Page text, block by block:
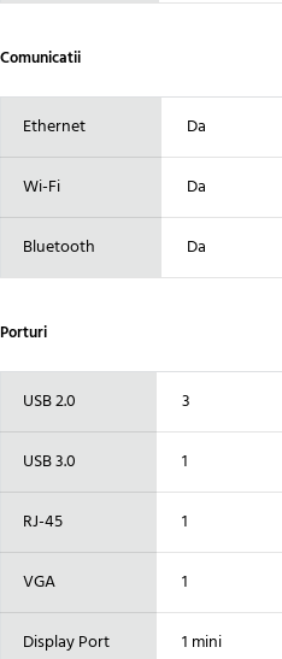
Comunicatii
Ethernet Da
Wi-Fi Da
Bluetooth Da
Porturi
USB 2.0 3
USB 3.0 1
RJ-45 1
VGA 1
Display Port 1 mini